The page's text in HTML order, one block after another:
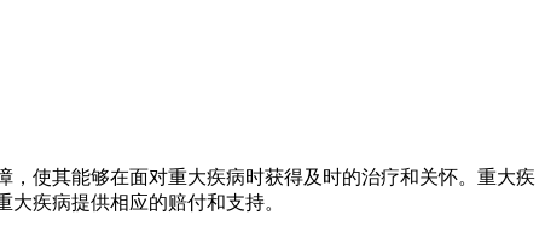
使其能够在面对重大疾病时获得及时的治疗和关怀。重大疾
疾病提供相应的赔付和支持。